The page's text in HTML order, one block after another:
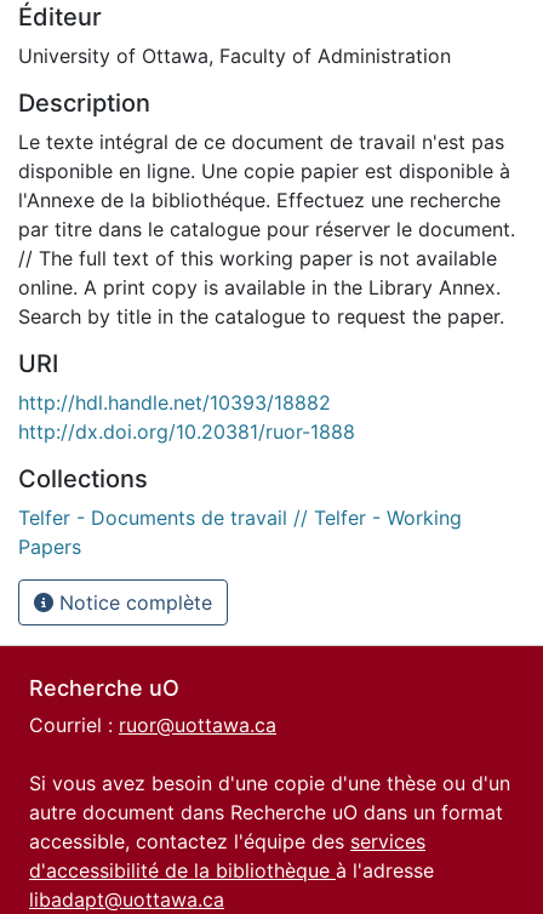
Éditeur
University of Ottawa, Faculty of Administration
Description
Le texte intégral de ce document de travail n'est pas
disponible en ligne. Une copie papier est disponible à
l'Annexe de la bibliothéque. Effectuez une recherche
par titre dans le catalogue pour réserver le document.
// The full text of this working paper is not available
online. A print copy is available in the Library Annex.
Search by title in the catalogue to request the paper.
URI
http://hdl.handle.net/10393/18882
http://dx.doi.org/10.20381/ruor-1888
Collections
Telfer - Documents de travail // Telfer - Working
Papers
Notice complète
Recherche uO
Courriel : ruor@uottawa.ca
Si vous avez besoin d'une copie d'une thèse ou d'un
autre document dans Recherche uO dans un format
accessible, contactez l'équipe des services
d'accessibilité de la bibliothèque à l'adresse
libadapt@uottawa.ca